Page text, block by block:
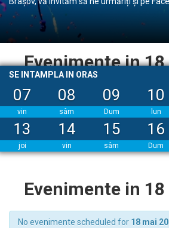
Evenimente in
SE INTAMPLA IN ORAS
07
vin
08
sâm
09
Dum
10
lun
13
joi
14
vin
15
sâm
16
Dum
Evenimente in
No evenimente scheduled for 18 mai